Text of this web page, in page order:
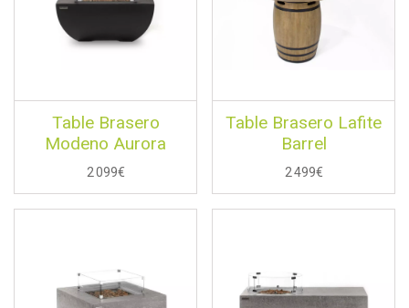
Table Brasero
Modeno Aurora
2 099€
Table Brasero Lafite
Barrel
2 499€